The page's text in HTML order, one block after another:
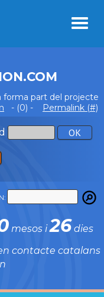
forma part del projecte
- (0) - Permalink (#)
mesos i26 dies
contacte catalans